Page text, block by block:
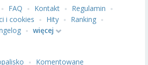
FAQ Kontakt
Regulamin
i cookies
Hity
Ranking
więcej
Komentowane